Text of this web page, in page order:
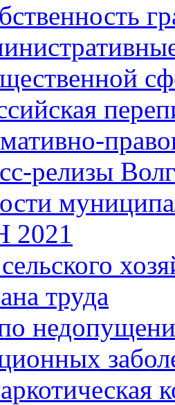
релизы
2021
труда